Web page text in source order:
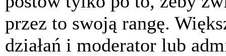
przez to swoją rangę.
działań i moderator lub